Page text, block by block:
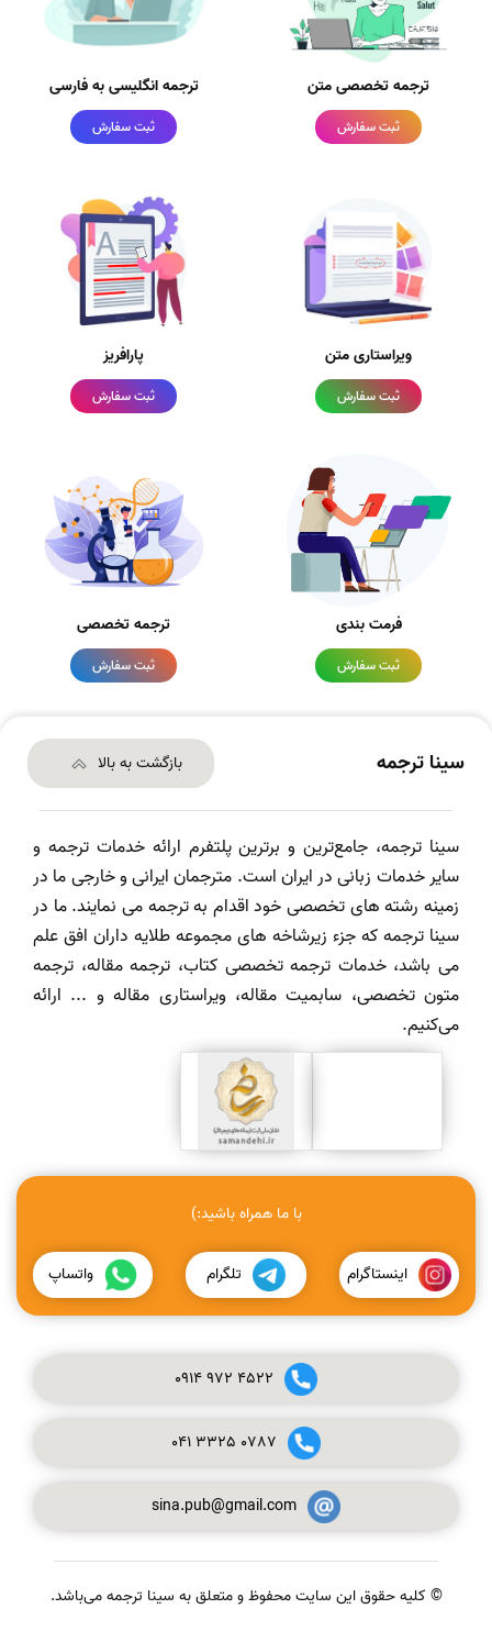
ترجمه تخصصی متن
ثبت سفارش
ترجمه انگلیسی به فارسی
ثبت سفارش
ویراستاری متن
ثبت سفارش
پارافریز
ثبت سفارش
فرمت بندی
ثبت سفارش
ترجمه تخصصی
ثبت سفارش
سینا ترجمه بازگشت به بالا
سینا ترجمه، جامع‌ترین و برترین پلتفرم ارائه خدمات ترجمه و
سایر خدمات زبانی در ایران است. مترجمان ایرانی و خارجی ما در
زمینه رشته های تخصصی خود اقدام به ترجمه می نمایند. ما در
سینا ترجمه که جزء زیرشاخه های مجموعه طلایه داران افق علم
می باشد، خدمات ترجمه تخصصی کتاب، ترجمه مقاله، ترجمه
متون تخصصی، سابمیت مقاله، ویراستاری مقاله و ... ارائه
می‌کنیم.
با ما همراه باشید:)
اینستاگرام تلگرام واتساپ
0914972 4522
041 3325 0787
sina.pub@gmail.com
© کلیه حقوق این سایت محفوظ و متعلق به سینا ترجمه می‌باشد.